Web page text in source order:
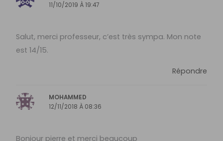
11/10/2019 À 19:47
Salut, merci professeur, c’est très sympa. Mon note
est 14/15.
Répondre
MOHAMMED
12/11/2018 À 08:36
Bonjour pierre et merci beaucoup